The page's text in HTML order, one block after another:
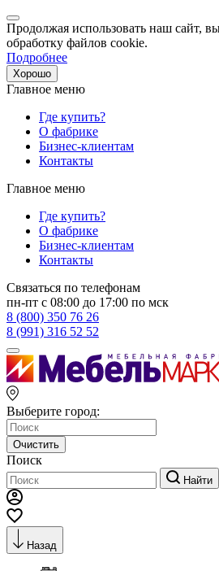
Продолжая использовать наш сайт, вы
обработку файлов cookie.
Подробнее
Хорошо
Главное меню
Где купить?
О фабрике
Бизнес-клиентам
Контакты
Главное меню
Где купить?
О фабрике
Бизнес-клиентам
Контакты
Связаться по телефонам
пн-пт с 08:00 до 17:00 по мск
8 (800) 350 76 26
8 (991) 316 52 52
Выберите город:
Очистить
Поиск
Найти
Назад